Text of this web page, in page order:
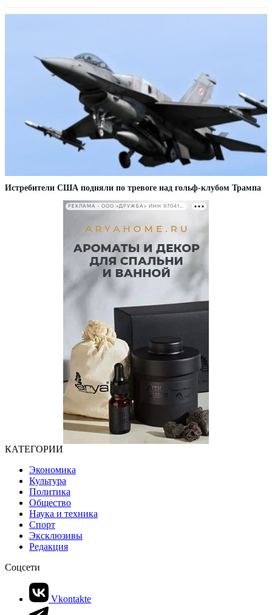
Истребители США подняли по тревоге над гольф-клубом Трампа
РЕКЛАМА • ООО «ДРУЖБА» ИНН 9704146411
КАТЕГОРИИ
Экономика
Культура
Политика
Общество
Наука и техника
Спорт
Эксклюзивы
Редакция
Соцсети
Vkontakte